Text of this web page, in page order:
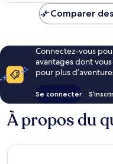
Comparer
Connectez-vous
avantages dont
pour plus
Se connecter
À propos du